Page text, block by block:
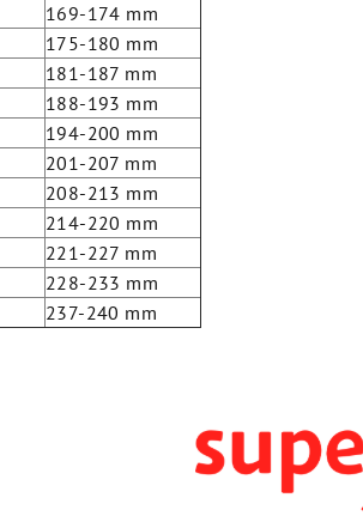
169-174 mm
175-180 mm
181-187 mm
188-193 mm
194-200 mm
201-207 mm
208-213 mm
214-220 mm
221-227 mm
228-233 mm
237-240 mm